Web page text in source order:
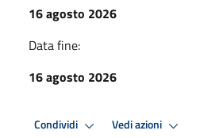
16 agosto 2026
Data fine:
16 agosto 2026
Condividi Vedi azioni